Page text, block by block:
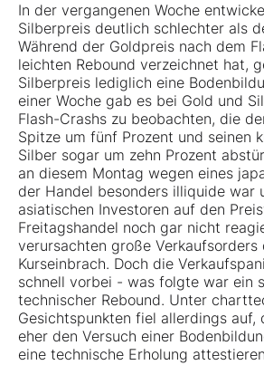
In der vergangenen Woche
Silberpreis deutlich schlechter als
Während der Goldpreis nach dem
leichten Rebound verzeichnet hat,
Silberpreis lediglich eine
einer Woche gab es bei Gold und
Flash-Crashs zu beobachten, die
Spitze um fünf Prozent und seinen
Silber sogar um zehn Prozent
an diesem Montag wegen eines
der Handel besonders illiquide war
asiatischen Investoren auf den
Freitagshandel noch gar nicht
verursachten große Verkaufsorders
Kurseinbrach. Doch die
schnell vorbei - was folgte war ein
technischer Rebound. Unter
Gesichtspunkten fiel allerdings auf,
eher den Versuch einer
eine technische Erholung